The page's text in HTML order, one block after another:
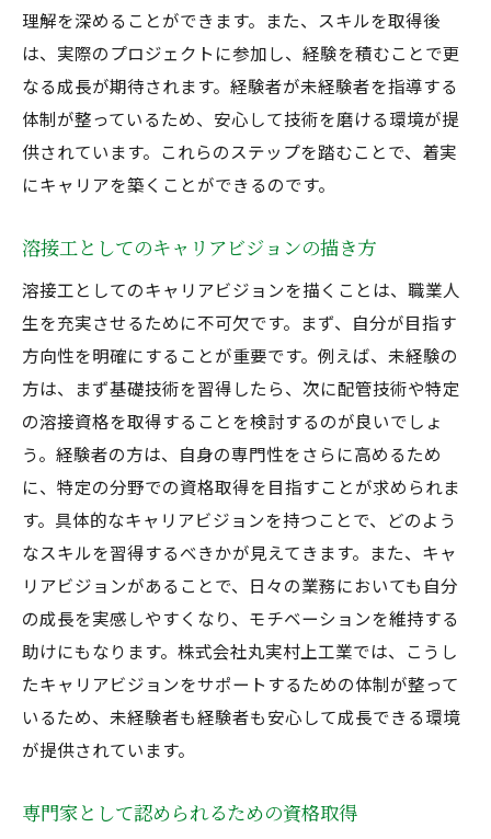
理解を深めることができます。また、スキルを取得後
は、実際のプロジェクトに参加し、経験を積むことで更
なる成長が期待されます。経験者が未経験者を指導する
体制が整っているため、安心して技術を磨ける環境が提
供されています。これらのステップを踏むことで、着実
にキャリアを築くことができるのです。
溶接工としてのキャリアビジョンの描き方
溶接工としてのキャリアビジョンを描くことは、職業人
生を充実させるために不可欠です。まず、自分が目指す
方向性を明確にすることが重要です。例えば、未経験の
方は、まず基礎技術を習得したら、次に配管技術や特定
の溶接資格を取得することを検討するのが良いでしょ
う。経験者の方は、自身の専門性をさらに高めるため
に、特定の分野での資格取得を目指すことが求められま
す。具体的なキャリアビジョンを持つことで、どのよう
なスキルを習得するべきかが見えてきます。また、キャ
リアビジョンがあることで、日々の業務においても自分
の成長を実感しやすくなり、モチベーションを維持する
助けにもなります。株式会社丸実村上工業では、こうし
たキャリアビジョンをサポートするための体制が整って
いるため、未経験者も経験者も安心して成長できる環境
が提供されています。
専門家として認められるための資格取得